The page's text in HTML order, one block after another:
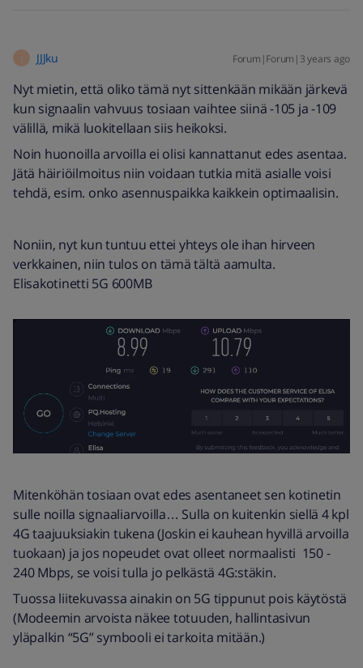
JJJku Forum|Forum|3 years ago
Nyt mietin, että oliko tämä nyt sittenkään mikään järkevä
kun signaalin vahvuus tosiaan vaihtee siinä -105 ja -109
välillä, mikä luokitellaan siis heikoksi.
Noin huonoilla arvoilla ei olisi kannattanut edes asentaa.
Jätä häiriöilmoitus niin voidaan tutkia mitä asialle voisi
tehdä, esim. onko asennuspaikka kaikkein optimaalisin.
Noniin, nyt kun tuntuu ettei yhteys ole ihan hirveen
verkkainen, niin tulos on tämä tältä aamulta.
Elisakotinetti 5G 600MB
Mitenköhän tosiaan ovat edes asentaneet sen kotinetin
sulle noilla signaaliarvoilla… Sulla on kuitenkin siellä 4 kpl
4G taajuuksiakin tukena (Joskin ei kauhean hyvillä arvoilla
tuokaan) ja jos nopeudet ovat olleet normaalisti 150 -
240 Mbps, se voisi tulla jo pelkästä 4G:stäkin.
Tuossa liitekuvassa ainakin on 5G tippunut pois käytöstä
(Modeemin arvoista näkee totuuden, hallintasivun
yläpalkin “5G” symbooli ei tarkoita mitään.)